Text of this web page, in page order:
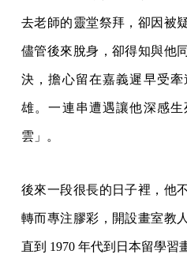
去老師的靈堂祭拜，卻因被
儘管後來脫身，卻得知與他
決，擔心留在嘉義遲早受
雄。一連串遭遇讓他深感
雲」。
後來一段很長的日子裡，他
轉而專注膠彩，開設畫室教
直到 1970 年代到日本留學習